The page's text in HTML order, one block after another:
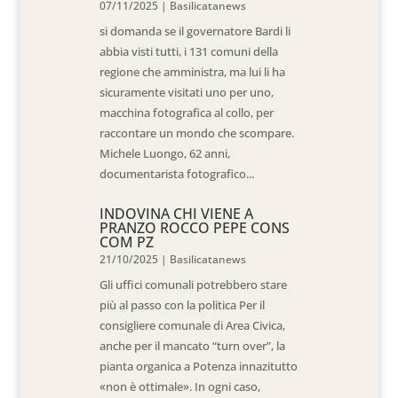
07/11/2025 | Basilicatanews
si domanda se il governatore Bardi li
abbia visti tutti, i 131 comuni della
regione che amministra, ma lui li ha
sicuramente visitati uno per uno,
macchina fotografica al collo, per
raccontare un mondo che scompare.
Michele Luongo, 62 anni,
documentarista fotografico...
INDOVINA CHI VIENE A
PRANZO ROCCO PEPE CONS
COM PZ
21/10/2025 | Basilicatanews
Gli uffici comunali potrebbero stare
più al passo con la politica Per il
consigliere comunale di Area Civica,
anche per il mancato “turn over”, la
pianta organica a Potenza innazitutto
«non è ottimale». In ogni caso,